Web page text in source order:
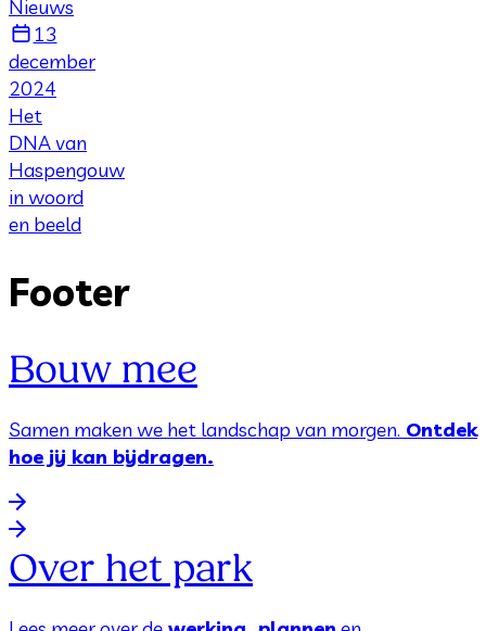
Nieuws
13
december
2024
Het
DNA van
Haspengouw
in woord
en beeld
Footer
Bouw mee
Samen maken we het landschap van morgen. Ontdek
hoe jij kan bijdragen.
Over het park